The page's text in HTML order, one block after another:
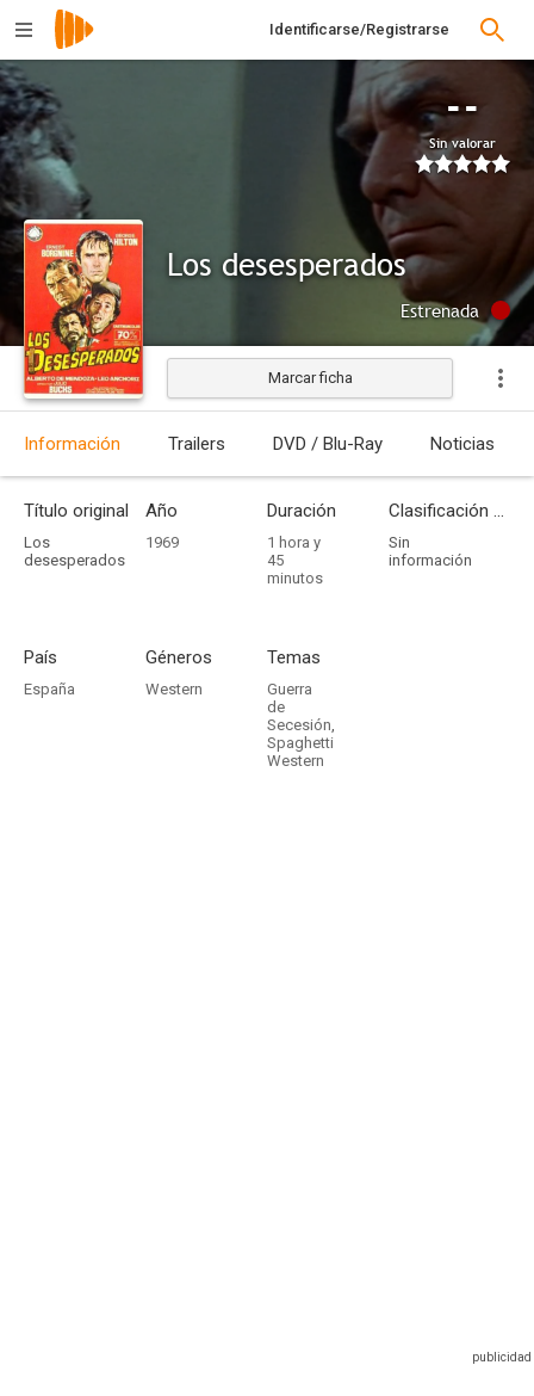
Identificarse/Registrarse
--
Sin valorar
Los desesperados
Estrenada
Marcar ficha
Información Trailers DVD / Blu-Ray Noticias
Título original
Los
desesperados
Año
1969
Duración
1 hora y
45
minutos
Clasificación por edades
Sin
información
País
España
Géneros
Western
Temas
Guerra
de
Secesión,
Spaghetti
Western